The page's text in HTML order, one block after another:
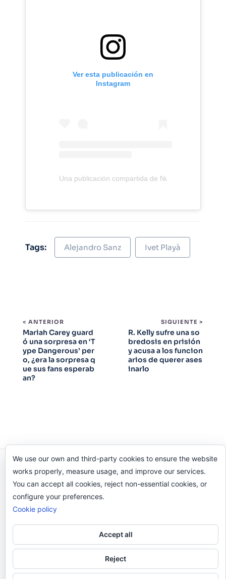
Ver esta publicación en
Instagram
Una publicación compartida de Nuria Marin
Tags: Alejandro Sanz Ivet Playà
< ANTERIOR
Mariah Carey guard
ó una sorpresa en ‘T
ype Dangerous’ per
o, ¿era la sorpresa q
ue sus fans esperab
an?
SIGUIENTE >
R. Kelly sufre una so
bredosis en prisión
y acusa a los funcion
arios de querer ases
inarlo
Odi O'Malley © 2016-2025. Todos Los Derechos
Reservados.
We use our own and third-party cookies to ensure the website
works properly, measure usage, and improve our services.
You can accept all cookies, reject non-essential cookies, or
configure your preferences.
Cookie policy
Accept all
Reject